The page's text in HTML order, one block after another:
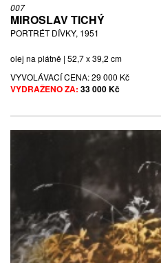
007
MIROSLAV TICHÝ
PORTRÉT DÍVKY, 1951
olej na plátně | 52,7 x 39,2 cm
VYVOLÁVACÍ CENA:29 000 Kč
VYDRAŽENO ZA: 33 000 Kč